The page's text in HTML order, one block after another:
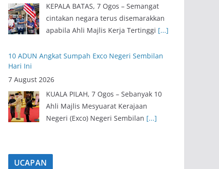
KEPALA BATAS, 7 Ogos – Semangat
cintakan negara terus disemarakkan
apabila Ahli Majlis Kerja Tertinggi [...]
10 ADUN Angkat Sumpah Exco Negeri Sembilan
Hari Ini
7 August 2026
KUALA PILAH, 7 Ogos – Sebanyak 10
Ahli Majlis Mesyuarat Kerajaan
Negeri (Exco) Negeri Sembilan [...]
UCAPAN